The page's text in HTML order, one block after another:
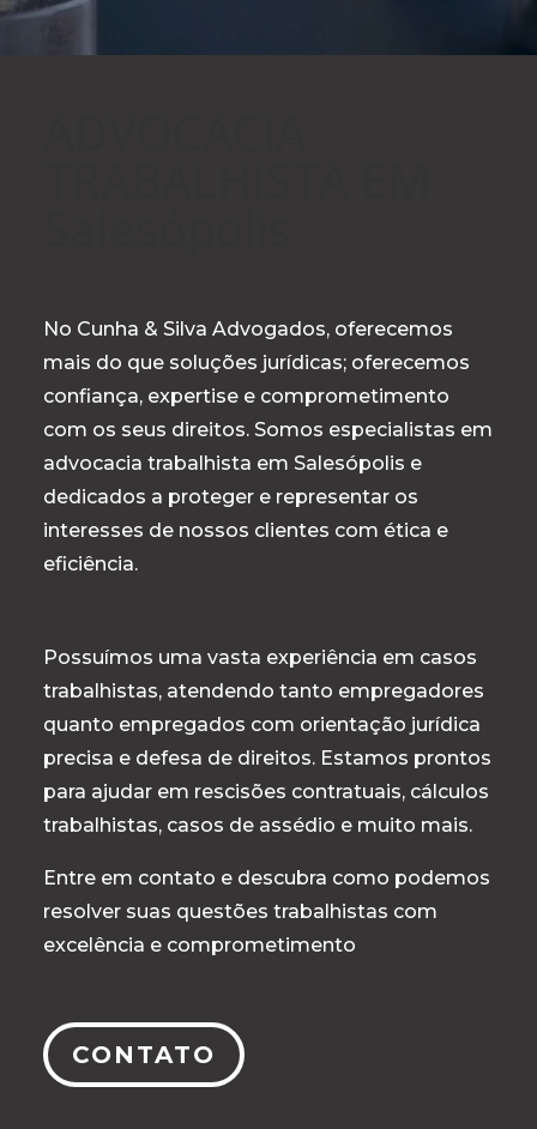
No Cunha & Silva Advogados, oferecemos
mais do que soluções jurídicas; oferecemos
confiança, expertise e comprometimento
com os seus direitos. Somos especialistas em
advocacia trabalhista em Salesópolis e
dedicados a proteger e representar os
interesses de nossos clientes com ética e
eficiência.
Possuímos uma vasta experiência em casos
trabalhistas, atendendo tanto empregadores
quanto empregados com orientação jurídica
precisa e defesa de direitos. Estamos prontos
para ajudar em rescisões contratuais, cálculos
trabalhistas, casos de assédio e muito mais.
Entre em contato e descubra como podemos
resolver suas questões trabalhistas com
excelência e comprometimento
CONTATO